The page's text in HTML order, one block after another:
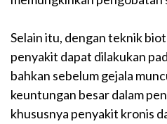
Selain itu, dengan teknik
penyakit dapat dilakukan
bahkan sebelum gejala
keuntungan besar dalam
khususnya penyakit kronis